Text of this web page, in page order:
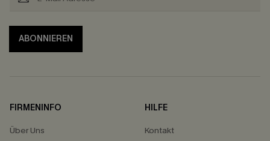
ABONNIEREN
FIRMENINFO
Über Uns
HILFE
Kontakt